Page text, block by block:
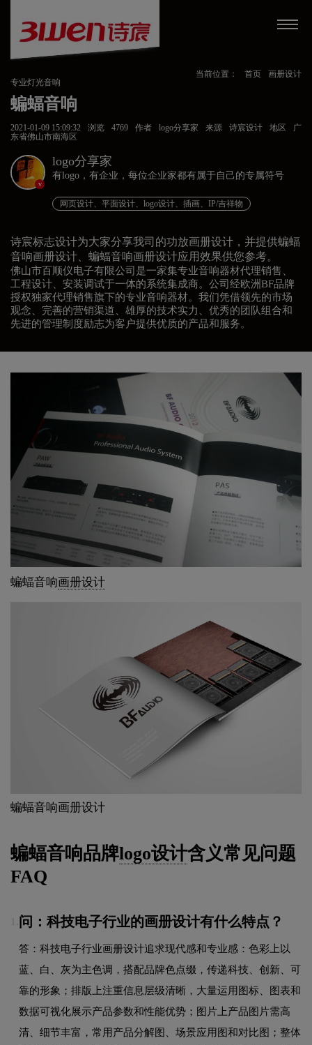
当前位置： 首页
画册设计
专业灯光音响
蝙蝠音响
2021-01-09 15:09:32 浏览 4769 作者 logo分享家 来源 诗宸设计 地区
广
东省佛山市南海区
v
logo分享家
有logo，有企业，每位企业家都有属于自己的专属符号
网页设计、平面设计、logo设计、插画、IP/吉祥物
诗宸标志设计为大家分享我司的功放画册设计，并提供蝙蝠
音响画册设计、蝙蝠音响画册设计应用效果供您参考。
佛山市百顺仪电子有限公司是一家集专业音响器材代理销售、
工程设计、安装调试于一体的系统集成商。公司经欧洲BF品牌
授权独家代理销售旗下的专业音响器材。我们凭借领先的市场
观念、完善的营销渠道、雄厚的技术实力、优秀的团队组合和
先进的管理制度励志为客户提供优质的产品和服务。
蝙蝠音响画册设计
蝙蝠音响画册设计
蝙蝠音响品牌logo设计含义常见问题
FAQ
问：科技电子行业的画册设计有什么特点？
答：科技电子行业画册设计追求现代感和专业感：色彩上以
蓝、白、灰为主色调，搭配品牌色点缀，传递科技、创新、可
靠的形象；排版上注重信息层级清晰，大量运用图标、图表和
数据可视化展示产品参数和性能优势；图片上产品图片需高
清、细节丰富，常用产品分解图、场景应用图和对比图；整体